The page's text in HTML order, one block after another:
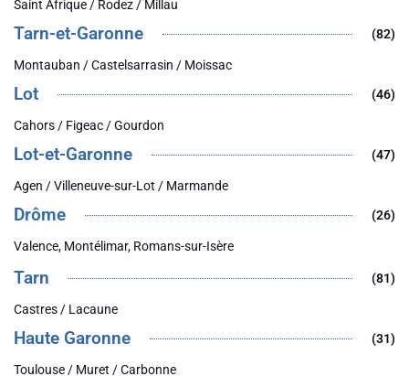
Saint Afrique / Rodez / Millau
Tarn-et-Garonne (82)
Montauban / Castelsarrasin / Moissac
Lot (46)
Cahors / Figeac / Gourdon
Lot-et-Garonne (47)
Agen / Villeneuve-sur-Lot / Marmande
Drôme (26)
Valence, Montélimar, Romans-sur-Isère
Tarn (81)
Castres / Lacaune
Haute Garonne (31)
Toulouse / Muret / Carbonne